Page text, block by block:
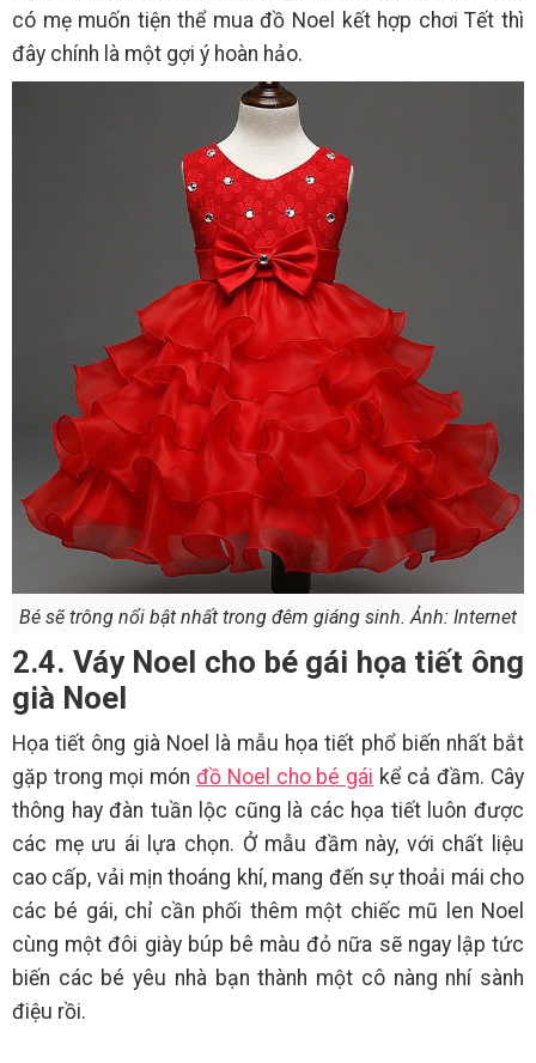
có mẹ muốn tiện thể mua đồ Noel kết hợp chơi Tết thì
đây chính là một gợi ý hoàn hảo.
Bé sẽ trông nổi bật nhất trong đêm giáng sinh. Ảnh: Internet
2.4. Váy Noel cho bé gái họa tiết ông
già Noel
Họa tiết ông già Noel là mẫu họa tiết phổ biến nhất bắt
gặp trong mọi món đồ Noel cho bé gái kể cả đầm. Cây
thông hay đàn tuần lộc cũng là các họa tiết luôn được
các mẹ ưu ái lựa chọn. Ở mẫu đầm này, với chất liệu
cao cấp, vải mịn thoáng khí, mang đến sự thoải mái cho
các bé gái, chỉ cần phối thêm một chiếc mũ len Noel
cùng một đôi giày búp bê màu đỏ nữa sẽ ngay lập tức
biến các bé yêu nhà bạn thành một cô nàng nhí sành
điệu rồi.